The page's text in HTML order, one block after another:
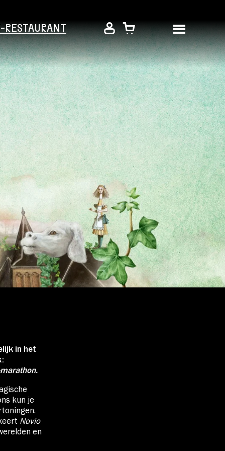
RESTAURANT
in het
kun je
Novio
en